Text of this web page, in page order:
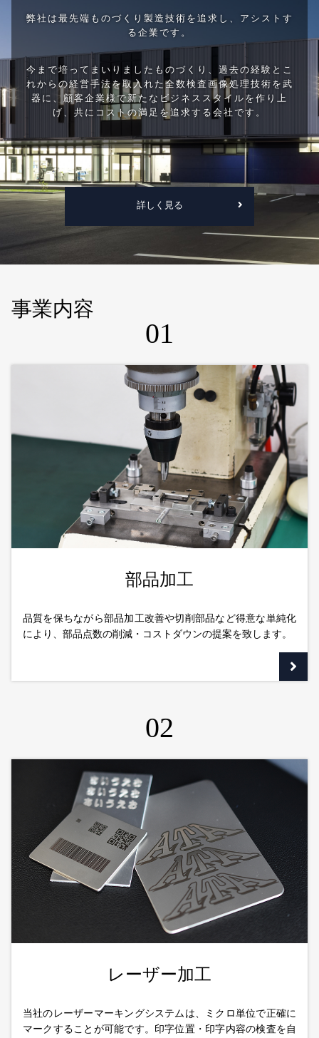
弊社は最先端ものづくり製造技術を追求し、アシストす
る企業です。
今まで培ってまいりましたものづくり、過去の経験とこ
れからの経営手法を取入れた全数検査画像処理技術を武
器に、顧客企業様で新たなビジネススタイルを作り上
げ、共にコストの満足を追求する会社です。
詳しく見る
事業内容
01
部品加工
品質を保ちながら部品加工改善や切削部品など得意な単純化
により、部品点数の削減・コストダウンの提案を致します。
02
レーザー加工
当社のレーザーマーキングシステムは、ミクロ単位で正確に
マークすることが可能です。印字位置・印字内容の検査を自